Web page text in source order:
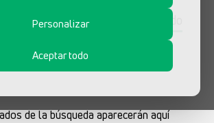
Personalizar
Aceptar todo
Noticias Blog Documentos
de la búsqueda aparecerán aquí